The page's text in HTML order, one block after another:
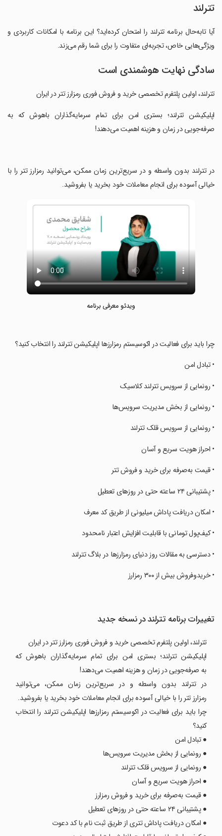
تترلند
آیا تابه‌حال برنامه تترلند را امتحان کرده‌اید؟ این برنامه با امکانات کاربردی و
ویژگی‌هایی خاص، تجربه‌ای متفاوت را برای شما رقم می‌زند.
سادگی نهایت هوشمندی است
تترلند، اولین پلتفرم تخصصی خرید و فروش فوری رمزارز تتر در ایران
‏اپلیکیشن تترلند؛ بستری امن برای تمام سرمایه‌گذاران باهوش که به
صرفه‌جویی در زمان و هزینه اهمیت می‌دهند!
‏در تترلند بدون واسطه و در سریع‌ترین زمان ممکن، می‌توانید رمزارز تتر را با
خیالی آسوده برای انجام معاملات خود بخرید یا بفروشید.
ویدئو معرفی برنامه
‏چرا باید برای فعالیت در اکوسیستم رمزارزها اپلیکیشن تترلند را انتخاب کنید؟
‏• تبادل امن
‏• رونمایی از سرویس تترلند کلاسیک
‏• رونمایی از بخش مدیریت سرویس‌ها
‏• رونمایی از سرویس قلک تترلند
‏• احراز هویت سریع و آسان
‏• قیمت به‌صرفه برای خرید و فروش تتر
‏• پشتیبانی ۲۴ ساعته حتی در روزهای تعطیل
‏• امکان دریافت پاداش میلیونی از طریق کد معرف
‏• کیف‌پول تومانی با قابلیت افزایش اعتبار نامحدود
‏• دسترسی به مقالات روز دنیای رمزارزها در بلاگ تترلند
‏• خریدوفروش بیش از ۳۰۰ رمزارز
تغییرات برنامه تترلند در نسخه جدید
تترلند، اولین پلتفرم تخصصی خرید و فروش فوری رمزارز تتر در ایران
اپلیکیشن تترلند؛ بستری امن برای تمام سرمایه‌گذاران باهوش که
به صرفه‌جویی در زمان و هزینه اهمیت می‌دهند!
در تترلند بدون واسطه و در سریع‌ترین زمان ممکن، می‌توانید
رمزارز تتر را با خیالی آسوده برای انجام معاملات خود بخرید یا بفروشید.
چرا باید برای فعالیت در اکوسیستم رمزارزها اپلیکیشن تترلند را انتخاب
کنید؟
● تبادل امن
● رونمایی از بخش مدیریت سرویس‌ها
● رونمایی از سرویس قلک تترلند
● احراز هویت سریع و آسان
● قیمت به‌صرفه برای خرید و فروش رمزارز
● پشتیبانی ۲۴ ساعته حتی در روزهای تعطیل
● امکان دریافت پاداش تتری از طریق ثبت نام با کد دعوت